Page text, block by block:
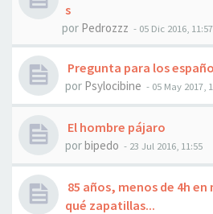
s
por Pedrozzz - 05 Dic 2016, 11:57
Pregunta para los
por Psylocibine - 05 May 2017,
El hombre pájaro
porbipedo - 23 Jul 2016, 11:55
85 años, menos de 4h
qué zapatillas...